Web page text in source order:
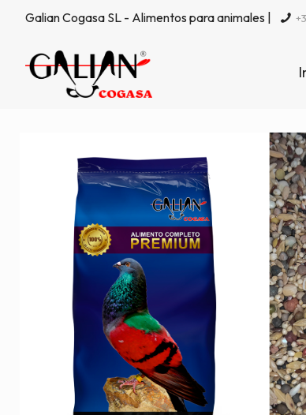
Galian Cogasa SL - Alimentos para animales |